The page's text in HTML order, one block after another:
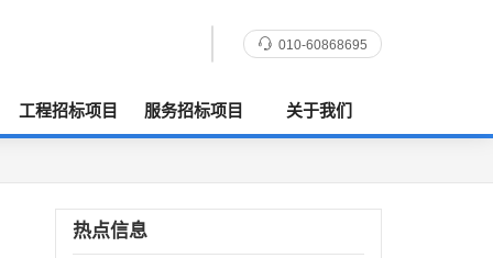
010-60868695
工程招标项目 服务招标项目 关于我们
热点信息